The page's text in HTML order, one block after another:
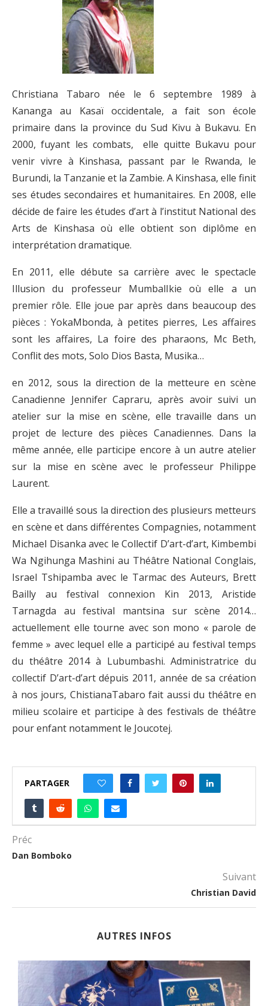
Christiana Tabaro née le 6 septembre 1989 à
Kananga au Kasaï occidentale, a fait son école
primaire dans la province du Sud Kivu à Bukavu. En
2000, fuyant les combats, elle quitte Bukavu pour
venir vivre à Kinshasa, passant par le Rwanda, le
Burundi, la Tanzanie et la Zambie. A Kinshasa, elle finit
ses études secondaires et humanitaires. En 2008, elle
décide de faire les études d’art à l’institut National des
Arts de Kinshasa où elle obtient son diplôme en
interprétation dramatique.
En 2011, elle débute sa carrière avec le spectacle
Illusion du professeur MumbalIkie où elle a un
premier rôle. Elle joue par après dans beaucoup des
pièces : YokaMbonda, à petites pierres, Les affaires
sont les affaires, La foire des pharaons, Mc Beth,
Conflit des mots, Solo Dios Basta, Musika…
en 2012, sous la direction de la metteure en scène
Canadienne Jennifer Capraru, après avoir suivi un
atelier sur la mise en scène, elle travaille dans un
projet de lecture des pièces Canadiennes. Dans la
même année, elle participe encore à un autre atelier
sur la mise en scène avec le professeur Philippe
Laurent.
Elle a travaillé sous la direction des plusieurs metteurs
en scène et dans différentes Compagnies, notamment
Michael Disanka avec le Collectif D’art-d’art, Kimbembi
Wa Ngihunga Mashini au Théâtre National Conglais,
Israel Tshipamba avec le Tarmac des Auteurs, Brett
Bailly au festival connexion Kin 2013, Aristide
Tarnagda au festival mantsina sur scène 2014…
actuellement elle tourne avec son mono « parole de
femme » avec lequel elle a participé au festival temps
du théâtre 2014 à Lubumbashi. Administratrice du
collectif D’art-d’art dépuis 2011, année de sa création
à nos jours, ChistianaTabaro fait aussi du théâtre en
milieu scolaire et participe à des festivals de théâtre
pour enfant notamment le Joucotej.
PARTAGER
Préc
Dan Bomboko
Suivant
Christian David
AUTRES INFOS